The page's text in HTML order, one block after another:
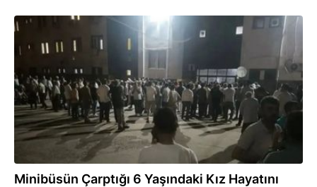
Minibüsün Çarptığı 6 Yaşındaki Kız Hayatını